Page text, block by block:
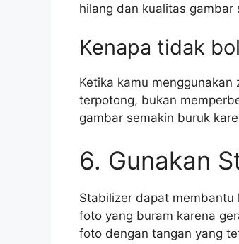
hilang dan kualitas gambar
Kenapa tidak
Ketika kamu
terpotong, bukan
gambar semakin buruk
6. Gunakan
Stabilizer dapat
foto yang buram karena
foto dengan tangan yang